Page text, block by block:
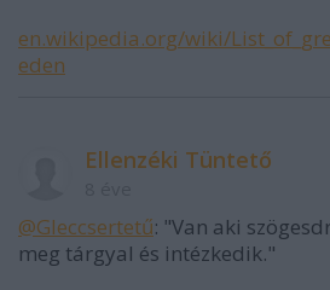
en.wikipedia.org/wiki/
eden
Ellenzéki Tüntető
@GIeccsertetű: "Van aki
meg tárgyal és intézkedik."